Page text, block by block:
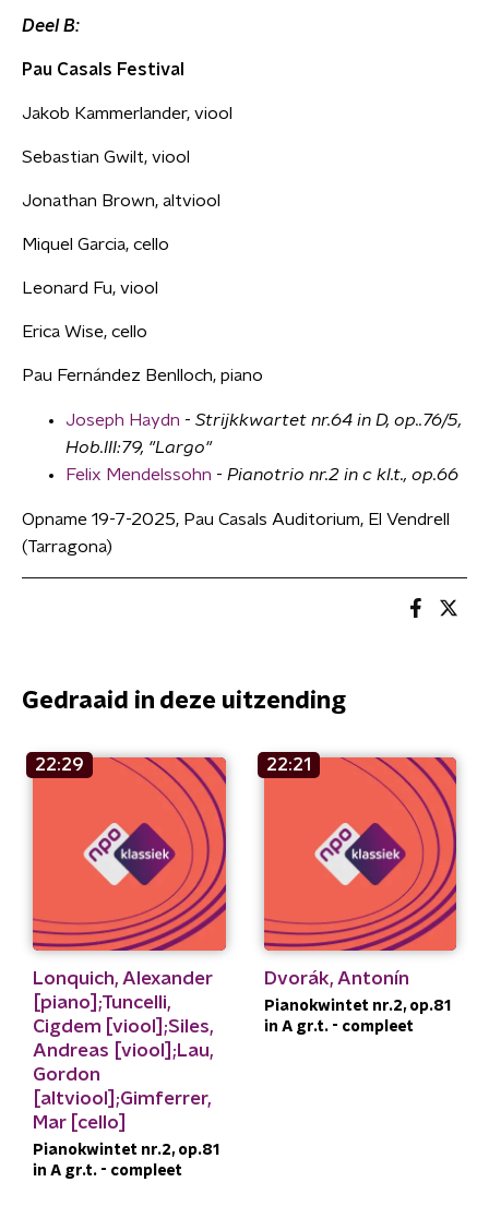
Deel B:
Pau Casals Festival
Jakob Kammerlander, viool
Sebastian Gwilt, viool
Jonathan Brown, altviool
Miquel Garcia, cello
Leonard Fu, viool
Erica Wise, cello
Pau Fernández Benlloch, piano
Joseph Haydn - Strijkkwartet nr.64 in D, op..76/5,
Hob.III:79, "Largo"
Felix Mendelssohn - Pianotrio nr.2 in c kl.t., op.66
Opname 19-7-2025, Pau Casals Auditorium, El Vendrell
(Tarragona)
Gedraaid in deze uitzending
22:29
Lonquich, Alexander
[piano];Tuncelli,
Cigdem [viool];Siles,
Andreas [viool];Lau,
Gordon
[altviool];Gimferrer,
Mar [cello]
Pianokwintet nr.2, op.81
in A gr.t. - compleet
22:21
Dvorák, Antonín
Pianokwintet nr.2, op.81
in A gr.t. - compleet